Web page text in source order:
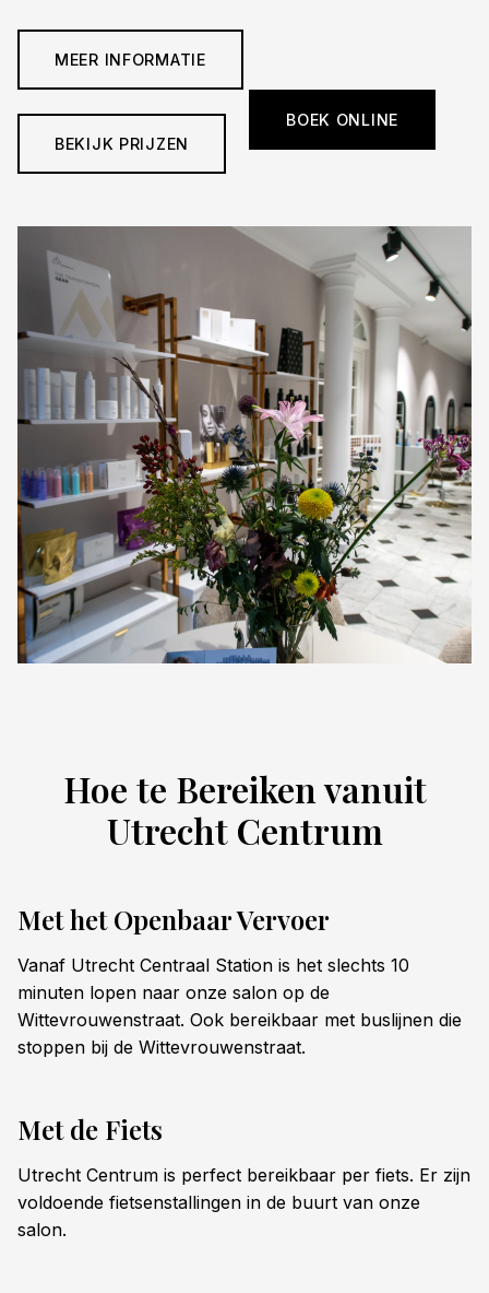
MEER INFORMATIE
BEKIJK PRIJZEN
BOEK ONLINE
Hoe te Bereiken vanuit
Utrecht Centrum
Met het Openbaar Vervoer
Vanaf Utrecht Centraal Station is het slechts 10
minuten lopen naar onze salon op de
Wittevrouwenstraat. Ook bereikbaar met buslijnen die
stoppen bij de Wittevrouwenstraat.
Met de Fiets
Utrecht Centrum is perfect bereikbaar per fiets. Er zijn
voldoende fietsenstallingen in de buurt van onze
salon.